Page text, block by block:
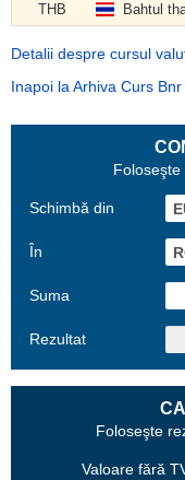
THB Bahtul
Detalii despre cursul
Inapoi la Arhiva Curs Bnr
Schimbă din
În
Suma
Rezultat
Foloseşte
Valoare fără